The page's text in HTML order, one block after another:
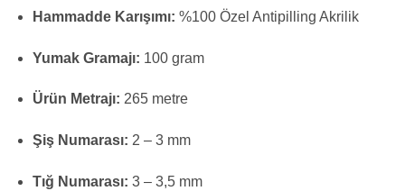
Hammadde Karışımı: %100 Özel Antipilling Akrilik
Yumak Gramajı: 100 gram
Ürün Metrajı: 265 metre
Şiş Numarası: 2 – 3 mm
Tığ Numarası: 3 – 3,5 mm